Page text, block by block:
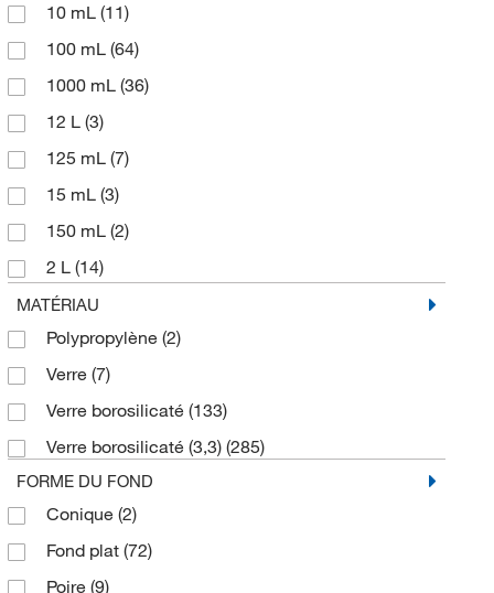
10 mL (11)
100 mL (64)
1000 mL (36)
12 L (3)
125 mL (7)
15 mL (3)
150 mL (2)
2 L (14)
2.2 mL
200 mL(7)
2000 mL
22 L(1)
25 mL(26)
250 mL(66)
3 L(27)
300 mL(7)
MATÉRIAU
Polypropylène (2)
Verre (7)
Verre borosilicaté (133)
Verre borosilicaté (3,3) (285)
FORME DU FOND
Conique (2)
Fond plat (72)
Poire (9)